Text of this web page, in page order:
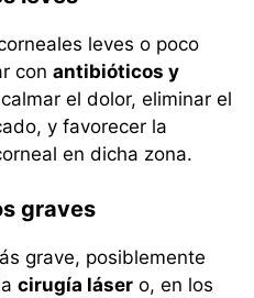
leves o poco
con antibióticos y
el dolor, eliminar el
y favorecer la
en dicha zona.
graves
grave, posiblemente
cirugía láser o, en los